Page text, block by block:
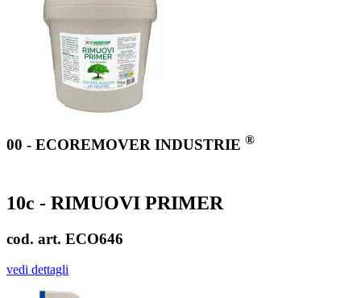
00 - ECOREMOVER INDUSTRIE ®
10c - RIMUOVI PRIMER
cod. art. ECO646
vedi dettagli